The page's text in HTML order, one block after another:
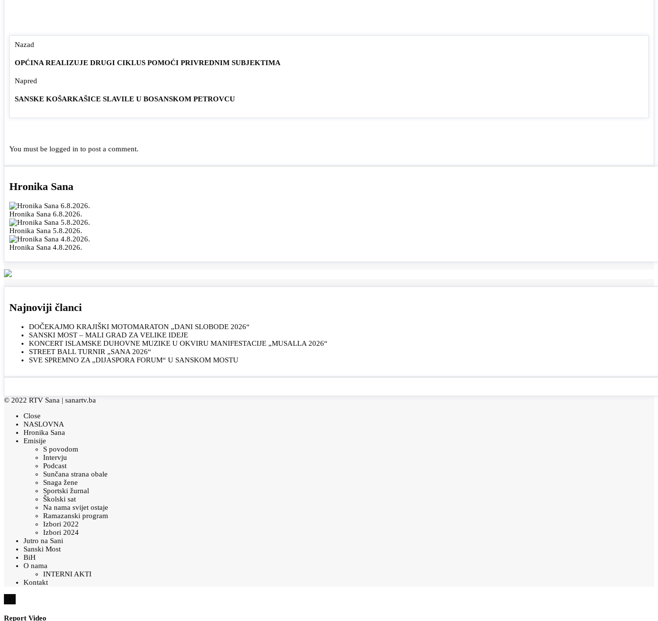
Nazad
OPĆINA REALIZUJE DRUGI CIKLUS POMOĆI PRIVREDNIM SUBJEKTIMA
Napred
SANSKE KOŠARKAŠICE SLAVILE U BOSANSKOM PETROVCU
You must be logged in to post a comment.
Hronika Sana
Hronika Sana 6.8.2026.
Hronika Sana 5.8.2026.
Hronika Sana 4.8.2026.
Najnoviji članci
DOČEKAJMO KRAJIŠKI MOTOMARATON „DANI SLOBODE 2026“
SANSKI MOST – MALI GRAD ZA VELIKE IDEJE
KONCERT ISLAMSKE DUHOVNE MUZIKE U OKVIRU MANIFESTACIJE „MUSALLA 2026“
STREET BALL TURNIR „SANA 2026“
SVE SPREMNO ZA „DIJASPORA FORUM“ U SANSKOM MOSTU
© 2022 RTV Sana | sanartv.ba
Close
NASLOVNA
Hronika Sana
Emisije
S povodom
Intervju
Podcast
Sunčana strana obale
Snaga žene
Sportski žurnal
Školski sat
Na nama svijet ostaje
Ramazanski program
Izbori 2022
Izbori 2024
Jutro na Sani
Sanski Most
BiH
O nama
INTERNI AKTI
Kontakt
Report Video